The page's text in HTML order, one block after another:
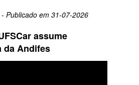
- Publicado em 31-07-2026
assume
da Andifes